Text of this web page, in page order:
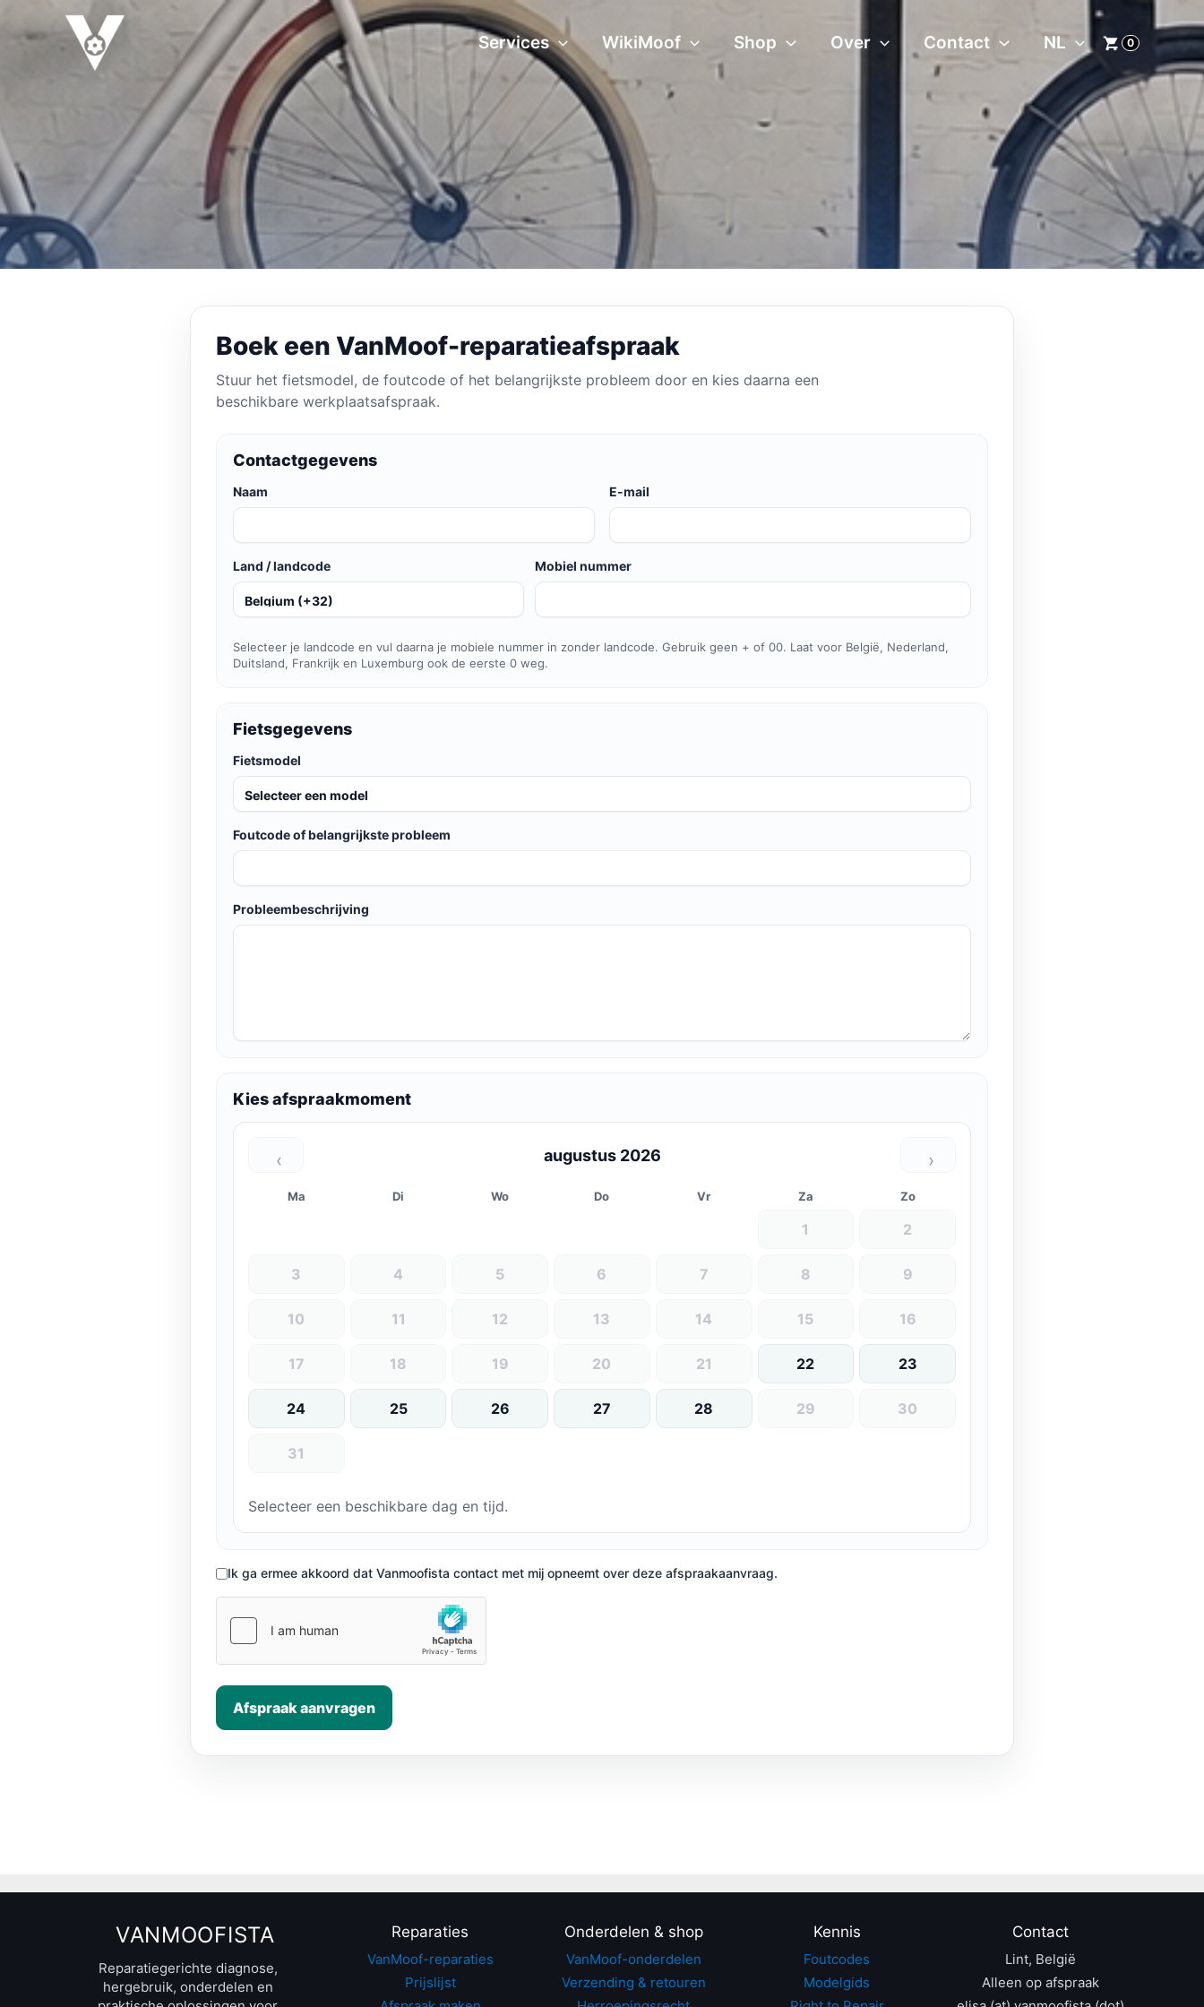
naar
Services WikiMoof Shop Over Contact NL 0
Boek een VanMoof-reparatieafspraak
Stuur het fietsmodel, de foutcode of het belangrijkste probleem door en kies daarna een
beschikbare werkplaatsafspraak.
Contactgegevens
Naam E-mail
Land / landcode Mobiel nummer
Selecteer je landcode en vul daarna je mobiele nummer in zonder landcode. Gebruik geen + of 00. Laat voor België, Nederland,
Duitsland, Frankrijk en Luxemburg ook de eerste 0 weg.
Fietsgegevens
Fietsmodel
Foutcode of belangrijkste probleem
Probleembeschrijving
Kies afspraakmoment
‹ augustus 2026 ›
Ma Di Wo Do Vr Za Zo
1 2
3 4 5 6 7 8 9
10 11 12 13 14 15 16
17 18 19 20 21 22 23
24 25 26 27 28 29 30
31
Selecteer een beschikbare dag en tijd.
Ik ga ermee akkoord dat Vanmoofista contact met mij opneemt over deze afspraakaanvraag.
Afspraak aanvragen
VANMOOFISTA
Reparatiegerichte diagnose,
hergebruik, onderdelen en
Reparaties
VanMoof-reparaties
Prijslijst
Onderdelen & shop
VanMoof-onderdelen
Verzending & retouren
Kennis
Foutcodes
Modelgids
Contact
Lint, België
Alleen op afspraak